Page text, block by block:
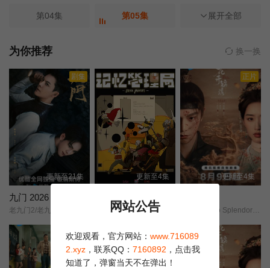
第04集 第05集 第06集
第07集 第09集
第10集 第11集 第12集
第13集 第14集
第16集 第17集 第18集
第19集 第20集 第21集
第22集 第23集 第24集
展开全部
为你推荐 换一换
剧集
更新至21集
九门 2026
老九门2/老九门贰/
更新至4集
记忆管理局
正片
更新至4集
The Road to Splendor/Escape to Your Heart/
剧集
网站公告
欢迎观看，官方网站： www.716089
2.xyz ，联系QQ： 7160892 ，点击我
知道了，弹窗当天不在弹出！